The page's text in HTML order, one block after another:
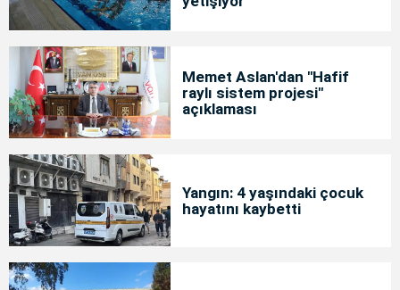
Memet Aslan'dan "Hafif
raylı sistem projesi"
açıklaması
Yangın: 4 yaşındaki çocuk
hayatını kaybetti